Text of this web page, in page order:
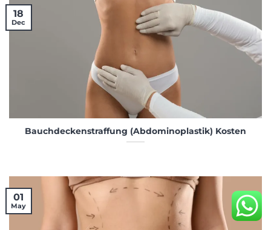
Bauchdeckenstraffung (Abdominoplastik) Kosten
18
Dec
01
May